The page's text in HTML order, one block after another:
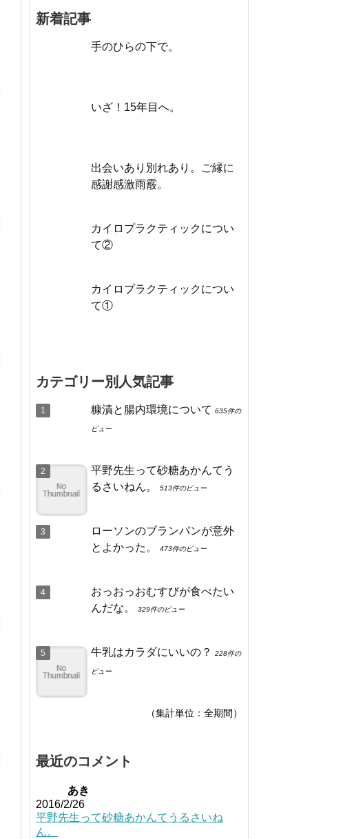
新着記事
手のひらの下で。
いざ！15年目へ。
出会いあり別れあり。ご縁に
感謝感激雨霰。
カイロプラクティックについ
て②
カイロプラクティックについ
て①
カテゴリー別人気記事
糠漬と腸内環境について 635件の
ビュー
平野先生って砂糖あかんてう
るさいねん。
513件のビュー
ローソンのブランパンが意外
とよかった。
473件のビュー
おっおっおむすびが食べたい
んだな。
329件のビュー
牛乳はカラダにいいの？ 228件の
ビュー
（集計単位：全期間）
最近のコメント
あき
2016/2/26
平野先生って砂糖あかんてうるさいね
ん。